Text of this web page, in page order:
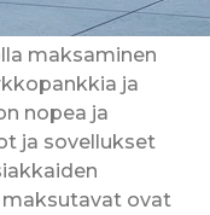
maksaminen
ja
nopea ja
ja sovellukset
maksutavat ovat